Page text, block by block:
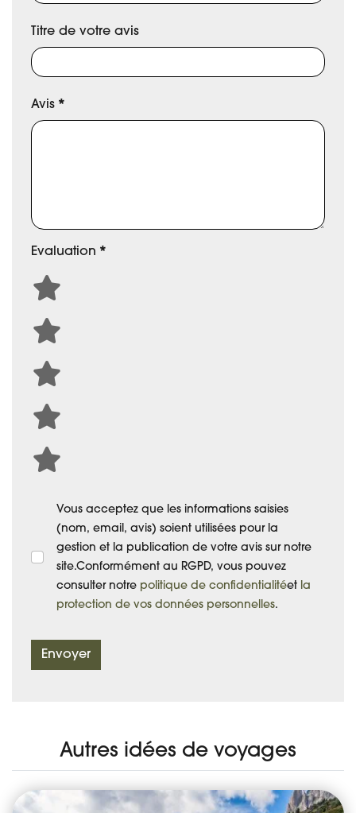
Titre de votre avis
Avis *
Evaluation *
Vous acceptez que les informations saisies
(nom, email, avis) soient utilisées pour la
gestion et la publication de votre avis sur notre
site.Conformément au RGPD, vous pouvez
consulter notre politique de confidentialitéet la
protection de vos données personnelles.
Envoyer
Autres idées de voyages